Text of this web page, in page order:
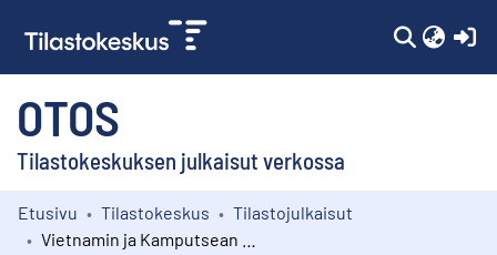
OTOS
Tilastokeskuksen julkaisut verkossa
Kokoelmat
Etusivu Tilastokeskus
Tilastojulkaisut